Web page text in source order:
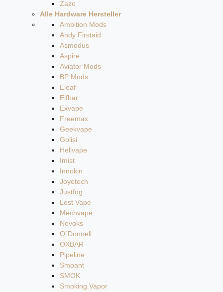
Zazo
Alle Hardware Hersteller
Ambition Mods
Andy Firstaid
Asmodus
Aspire
Aviator Mods
BP Mods
Eleaf
Elfbar
Exvape
Freemax
Geekvape
Golisi
Hellvape
Imist
Innokin
Joyetech
Justfog
Lost Vape
Mechvape
Nevoks
O`Donnell
OXBAR
Pipeline
Smoant
SMOK
Smoking Vapor